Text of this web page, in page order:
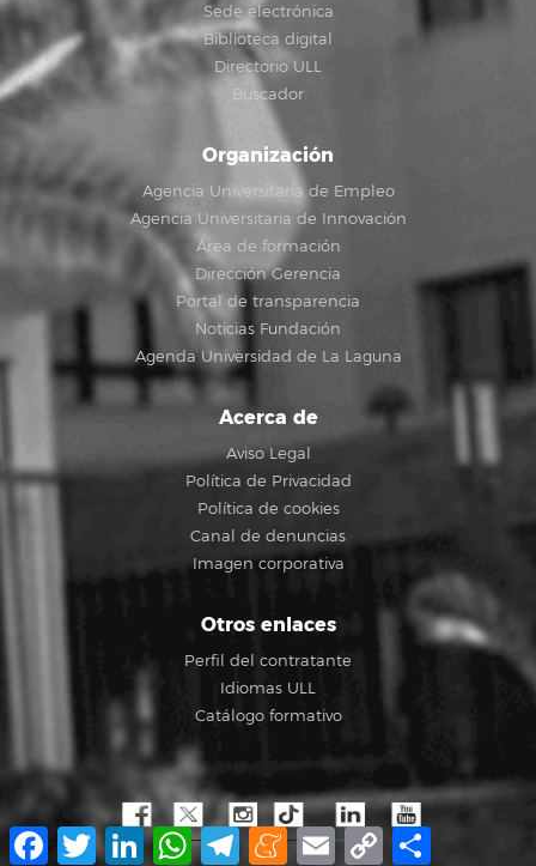
Sede electrónica
Biblioteca digital
Directorio ULL
Buscador
Organización
Agencia Universitaria de Empleo
Agencia Universitaria de Innovación
Área de formación
Dirección Gerencia
Portal de transparencia
Noticias Fundación
Agenda Universidad de La Laguna
Acerca de
Aviso Legal
Política de Privacidad
Política de cookies
Canal de denuncias
Imagen corporativa
Otros enlaces
Perfil del contratante
Idiomas ULL
Catálogo formativo
Facebook
TwitterLinkedInWhatsApp
TelegramMeneame
Email Copy
Link